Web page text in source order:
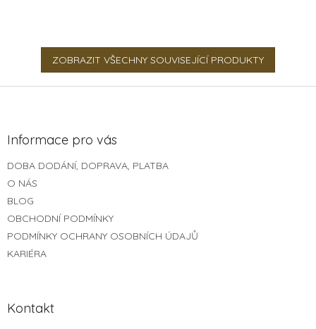
ZOBRAZIT VŠECHNY SOUVISEJÍCÍ PRODUKTY
Z
Informace pro vás
DOBA DODÁNÍ, DOPRAVA, PLATBA
O NÁS
BLOG
OBCHODNÍ PODMÍNKY
PODMÍNKY OCHRANY OSOBNÍCH ÚDAJŮ
KARIÉRA
Kontakt